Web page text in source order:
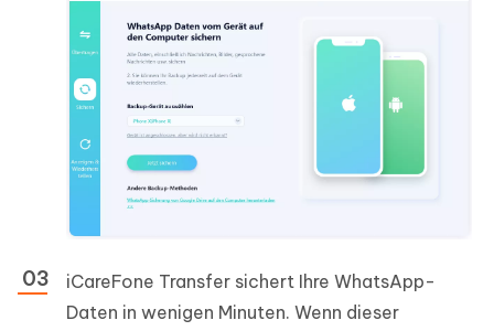
iCareFone Transfer sichert Ihre WhatsApp-
Daten in wenigen Minuten. Wenn dieser